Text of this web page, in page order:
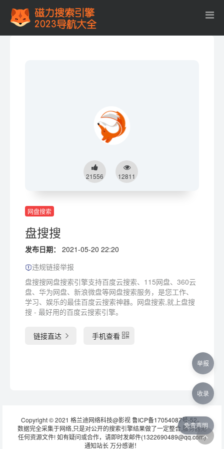
21556 12811
网盘搜索
盘搜搜
发布日期：
2021-05-20 22:20
违规链接举报
盘搜搜网盘搜索引擎支持百度云搜索、115网盘、360云
盘、华为网盘、新浪微盘等网盘搜索服务，是您工作、
学习、娱乐的最佳百度云搜索神器。网盘搜索,就上盘搜
搜 - 最好用的百度云搜索引擎。
链接直达 手机查看
Copyright © 2021 格兰迪网络科技@影视鲁ICP备17054087号-52。
数据完全采集于网络,只是对公开的搜索引擎结果做了一定整合,服务器无
任何资源文件! 如有疑问或合作，请即时发邮件(1322690489@qq.com)
通知站长 万分感谢！
免责声明
举报
收录